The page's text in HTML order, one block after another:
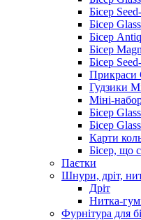
Бісер
Бісер
Бісер
Бісер
Бісер
Прикраси
Гудзики
Міні-
Бісер
Бісер
Карти
Бісер, що
Паєтки
Шнури, дріт,
Дріт
Нитка-
Фурнітура для